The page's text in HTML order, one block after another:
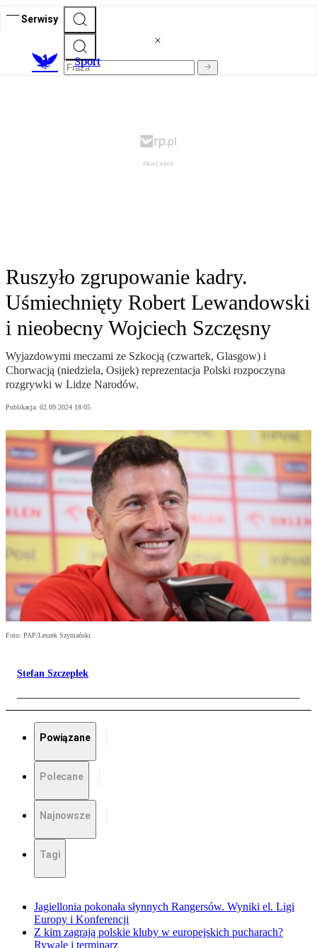
Serwisy
Sport
Ruszyło zgrupowanie kadry.
Uśmiechnięty Robert Lewandowski
i nieobecny Wojciech Szczęsny
Wyjazdowymi meczami ze Szkocją (czwartek, Glasgow) i
Chorwacją (niedziela, Osijek) reprezentacja Polski rozpoczyna
rozgrywki w Lidze Narodów.
Publikacja: 02.09.2024 18:05
Foto: PAP/Leszek Szymański
Stefan Szczepłek
Powiązane
Polecane
Najnowsze
Tagi
Jagiellonia pokonała słynnych Rangersów. Wyniki el. Ligi
Europy i Konferencji
Z kim zagrają polskie kluby w europejskich pucharach?
Rywale i terminarz